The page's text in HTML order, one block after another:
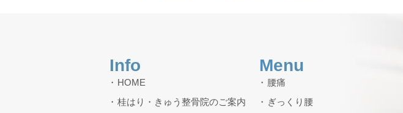
Info
HOME
桂はり・きゅう整骨院のご案内
Menu
腰痛
ぎっくり腰